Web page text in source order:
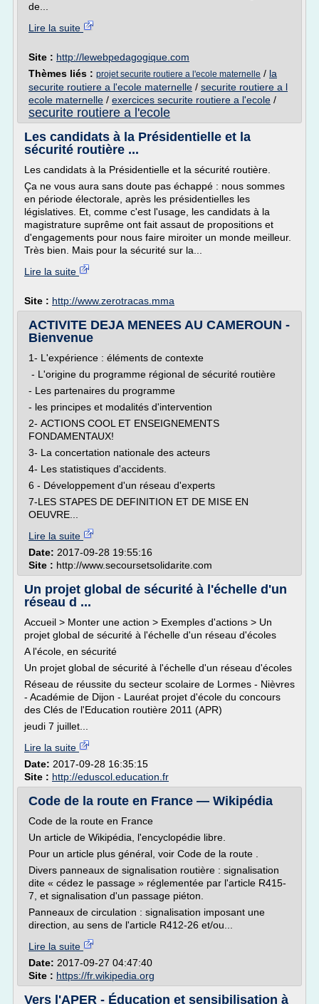
de...
Lire la suite
Site : http://lewebpedagogique.com
Thèmes liés : projet securite routiere a l'ecole maternelle / la
securite routiere a l'ecole maternelle / securite routiere a l
ecole maternelle / exercices securite routiere a l'ecole /
securite routiere a l'ecole
Les candidats à la Présidentielle et la
sécurité routière ...
Les candidats à la Présidentielle et la sécurité routière.
Ça ne vous aura sans doute pas échappé : nous sommes
en période électorale, après les présidentielles les
législatives. Et, comme c'est l'usage, les candidats à la
magistrature suprême ont fait assaut de propositions et
d'engagements pour nous faire miroiter un monde meilleur.
Très bien. Mais pour la sécurité sur la...
Lire la suite
Site : http://www.zerotracas.mma
ACTIVITE DEJA MENEES AU CAMEROUN -
Bienvenue
1- L'expérience : éléments de contexte
- L'origine du programme régional de sécurité routière
- Les partenaires du programme
- les principes et modalités d'intervention
2- ACTIONS COOL ET ENSEIGNEMENTS
FONDAMENTAUX!
3- La concertation nationale des acteurs
4- Les statistiques d'accidents.
6 - Développement d'un réseau d'experts
7-LES STAPES DE DEFINITION ET DE MISE EN
OEUVRE...
Lire la suite
Date: 2017-09-28 19:55:16
Site : http://www.secoursetsolidarite.com
Un projet global de sécurité à l'échelle d'un
réseau d ...
Accueil > Monter une action > Exemples d'actions > Un
projet global de sécurité à l'échelle d'un réseau d'écoles
A l'école, en sécurité
Un projet global de sécurité à l'échelle d'un réseau d'écoles
Réseau de réussite du secteur scolaire de Lormes - Nièvres
- Académie de Dijon - Lauréat projet d'école du concours
des Clés de l'Education routière 2011 (APR)
jeudi 7 juillet...
Lire la suite
Date: 2017-09-28 16:35:15
Site : http://eduscol.education.fr
Code de la route en France — Wikipédia
Code de la route en France
Un article de Wikipédia, l'encyclopédie libre.
Pour un article plus général, voir Code de la route .
Divers panneaux de signalisation routière : signalisation
dite « cédez le passage » réglementée par l'article R415-
7, et signalisation d'un passage piéton.
Panneaux de circulation : signalisation imposant une
direction, au sens de l'article R412-26 et/ou...
Lire la suite
Date: 2017-09-27 04:47:40
Site : https://fr.wikipedia.org
Vers l'APER - Éducation et sensibilisation à